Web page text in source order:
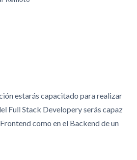
estarás capacitado para realizar
Full Stack Developery serás capaz
como en el Backend de un